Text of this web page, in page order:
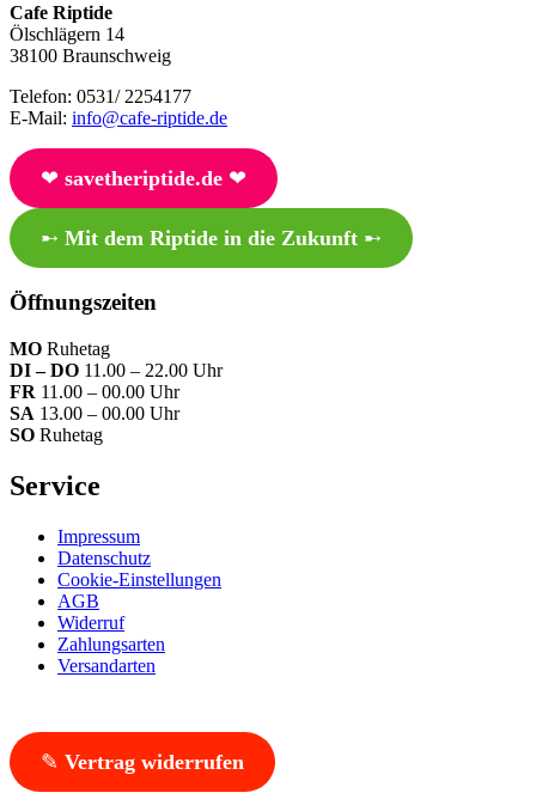
Cafe Riptide
Ölschlägern 14
38100 Braunschweig
Telefon: 0531/ 2254177
E-Mail: info@cafe-riptide.de
❤︎ savetheriptide.de❤︎
➸ Mit dem Riptide in die Zukunft➸
Öffnungszeiten
MO Ruhetag
DI – DO 11.00 – 22.00 Uhr
FR 11.00 – 00.00 Uhr
SA 13.00 – 00.00 Uhr
SO Ruhetag
Service
Impressum
Datenschutz
Cookie-Einstellungen
AGB
Widerruf
Zahlungsarten
Versandarten
✎ Vertrag widerrufen